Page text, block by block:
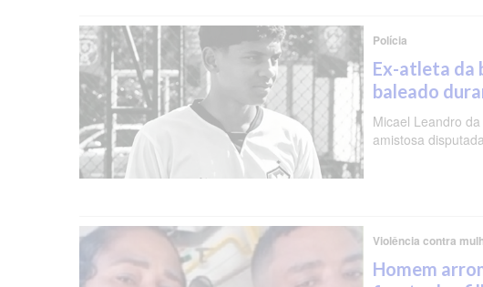
Polícia
Ex-atleta da
baleado
Micael Leandro
amistosa
Violência contra
Homem